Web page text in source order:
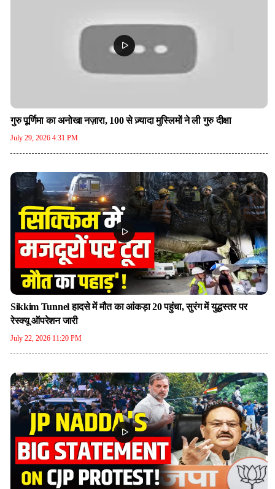
गुरु पूर्णिमा का अनोखा नज़ारा, 100 से ज़्यादा मुस्लिमों ने ली गुरु दीक्षा
July 29, 2026 4:31 PM
Sikkim Tunnel हादसे में मौत का आंकड़ा 20 पहुंचा, सुरंग में युद्धस्तर पर
रेस्क्यू ऑपरेशन जारी
July 22, 2026 11:20 PM